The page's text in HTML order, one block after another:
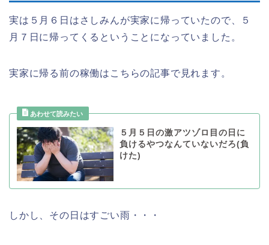
実は５月６日はさしみんが実家に帰っていたので、５
月７日に帰ってくるということになっていました。
実家に帰る前の稼働はこちらの記事で見れます。
５月５日の激アツゾロ目の日に
負けるやつなんていないだろ(負
けた)
しかし、その日はすごい雨・・・